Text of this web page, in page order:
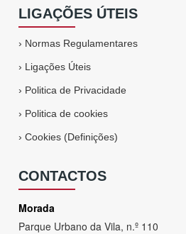
LIGAÇÕES ÚTEIS
› Normas Regulamentares
› Ligações Úteis
› Politica de Privacidade
› Politica de cookies
›Cookies (Definições)
CONTACTOS
Morada
Parque Urbano da Vila, n.º 110